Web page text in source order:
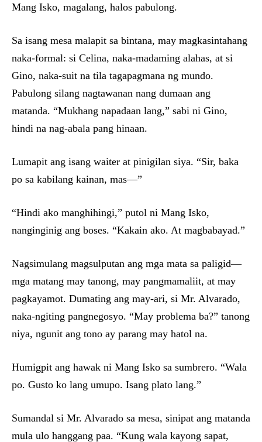
Mang Isko, magalang, halos pabulong.
Sa isang mesa malapit sa bintana, may magkasintahang
naka-formal: si Celina, naka-madaming alahas, at si
Gino, naka-suit na tila tagapagmana ng mundo.
Pabulong silang nagtawanan nang dumaan ang
matanda. “Mukhang napadaan lang,” sabi ni Gino,
hindi na nag-abala pang hinaan.
Lumapit ang isang waiter at pinigilan siya. “Sir, baka
po sa kabilang kainan, mas—”
“Hindi ako manghihingi,” putol ni Mang Isko,
nanginginig ang boses. “Kakain ako. At magbabayad.”
Nagsimulang magsulputan ang mga mata sa paligid—
mga matang may tanong, may pangmamaliit, at may
pagkayamot. Dumating ang may-ari, si Mr. Alvarado,
naka-ngiting pangnegosyo. “May problema ba?” tanong
niya, ngunit ang tono ay parang may hatol na.
Humigpit ang hawak ni Mang Isko sa sumbrero. “Wala
po. Gusto ko lang umupo. Isang plato lang.”
Sumandal si Mr. Alvarado sa mesa, sinipat ang matanda
mula ulo hanggang paa. “Kung wala kayong sapat,